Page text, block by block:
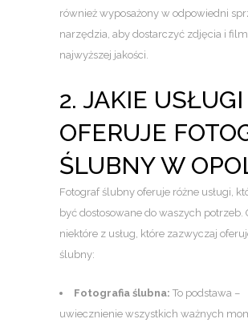
również wyposażony w odpowiedni
narzędzia, aby dostarczyć zdjęcia i
najwyższej jakości.
2. JAKIE USŁUGI
OFERUJE
ŚLUBNY W
Fotograf ślubny oferuje różne usługi,
być dostosowane do waszych potrzeb.
niektóre z usług, które zazwyczaj
ślubny:
Fotografia ślubna: To podstawa –
uwiecznienie wszystkich ważnych